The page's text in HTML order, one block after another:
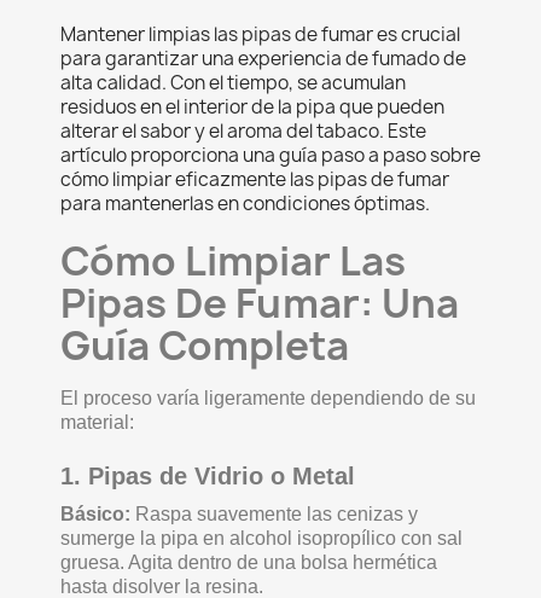
Mantener limpias las pipas de fumar es crucial
para garantizar una experiencia de fumado de
alta calidad. Con el tiempo, se acumulan
residuos en el interior de la pipa que pueden
alterar el sabor y el aroma del tabaco. Este
artículo proporciona una guía paso a paso sobre
cómo limpiar eficazmente las pipas de fumar
para mantenerlas en condiciones óptimas.
Cómo Limpiar Las
Pipas De Fumar: Una
Guía Completa
El proceso varía ligeramente dependiendo de su
material:
1. Pipas de Vidrio o Metal
Básico: Raspa suavemente las cenizas y
sumerge la pipa en alcohol isopropílico con sal
gruesa. Agita dentro de una bolsa hermética
hasta disolver la resina.